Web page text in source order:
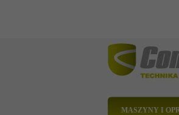
MASZYNY I